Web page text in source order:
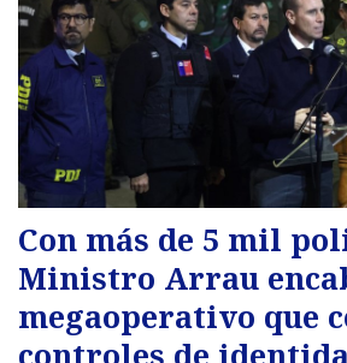
Con más de 5 mil
Ministro Arrau
megaoperativo que
controles de